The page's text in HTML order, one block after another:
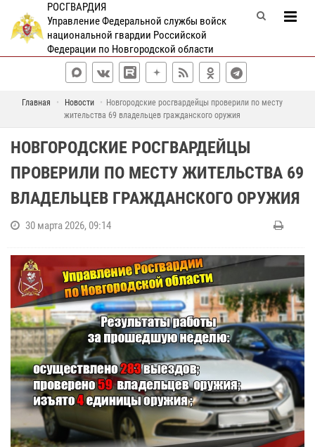
РОСГВАРДИЯ
Управление Федеральной службы войск
национальной гвардии Российской
Федерации по Новгородской области
Главная Новости
Новгородские росгвардейцы проверили по месту
жительства 69 владельцев гражданского оружия
НОВГОРОДСКИЕ РОСГВАРДЕЙЦЫ
ПРОВЕРИЛИ ПО МЕСТУ ЖИТЕЛЬСТВА 69
ВЛАДЕЛЬЦЕВ ГРАЖДАНСКОГО ОРУЖИЯ
30 марта 2026, 09:14